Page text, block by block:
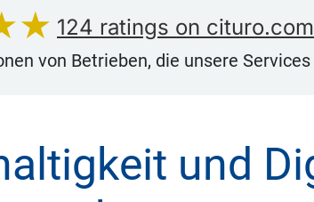
Westfalen e.V.has
4.94out of 5 from
124 ratings on cituro.com
von Betrieben, die unsere
und